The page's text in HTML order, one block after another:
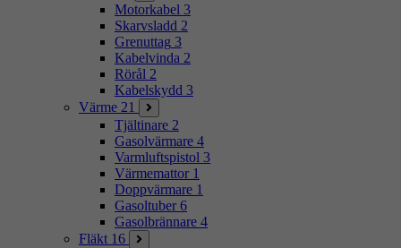
Motorkabel 3
Skarvsladd 2
Grenuttag 3
Kabelvinda 2
Rörål 2
Kabelskydd 3
Värme 21
Tjältinare 2
Gasolvärmare 4
Varmluftspistol 3
Värmemattor 1
Doppvärmare 1
Gasoltuber 6
Gasolbrännare 4
Fläkt 16